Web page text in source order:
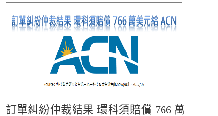
訂單糾紛仲裁結果 環科須賠償 766 萬